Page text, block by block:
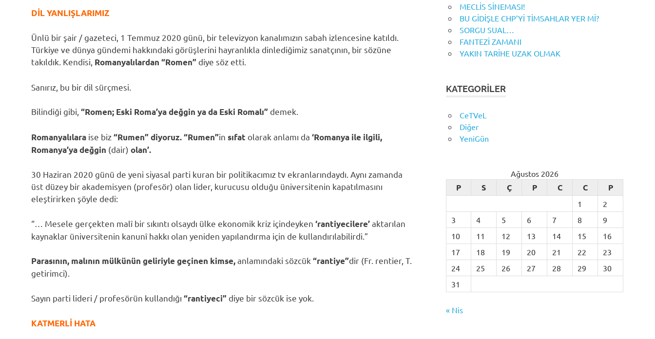
DİL YANLIŞLARIMIZ
Ünlü bir şair / gazeteci, 1 Temmuz 2020 günü, bir televizyon kanalımızın sabah izlencesine katıldı.
Türkiye ve dünya gündemi hakkındaki görüşlerini hayranlıkla dinlediğimiz sanatçının, bir sözüne
takıldık. Kendisi, Romanyalılardan “Romen” diye söz etti.
Sanırız, bu bir dil sürçmesi.
Bilindiği gibi, “Romen; Eski Roma’ya değgin ya da Eski Romalı” demek.
Romanyalılara ise biz“Rumen” diyoruz. “Rumen”in sıfat olarak anlamı da ‘Romanya ile ilgili,
Romanya’ya değgin (dair) olan’.
30 Haziran 2020 günü de yeni siyasal parti kuran bir politikacımız tv ekranlarındaydı. Aynı zamanda
üst düzey bir akademisyen (profesör) olan lider, kurucusu olduğu üniversitenin kapatılmasını
eleştirirken şöyle dedi:
“… Mesele gerçekten malî bir sıkıntı olsaydı ülke ekonomik kriz içindeyken ‘rantiyecilere’aktarılan
kaynaklar üniversitenin kanunî hakkı olan yeniden yapılandırma için de kullandırılabilirdi.”
Parasının, malının mülkünün geliriyle geçinen kimse,anlamındaki sözcük “rantiye”dir (Fr. rentier, T.
getirimci).
Sayın parti lideri / profesörün kullandığı “rantiyeci” diye bir sözcük ise yok.
KATMERLİ HATA
MECLİS SİNEMASI!
BU GİDİŞLE CHP’Yİ TİMSAHLAR YER Mİ?
SORGU SUAL…
FANTEZİ ZAMANI
YAKIN TARİHE UZAK OLMAK
KATEGORILER
CeTVeL
Diğer
YeniGün
Ağustos 2026
P S Ç P C C P
1
2
3
4 5 6 7 8
9
10
11 12 13 14 15
16
17
18 19 20 21 22
23
24
25 26 27 28 29
30
31
« Nis